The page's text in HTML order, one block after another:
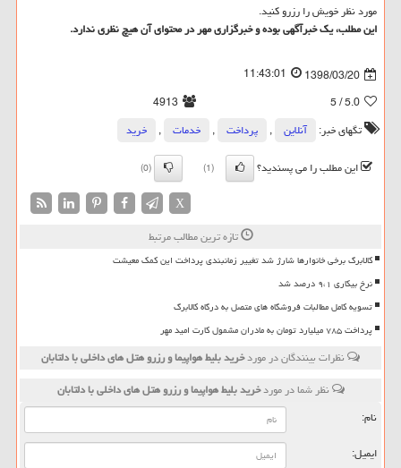
مورد نظر خویش را رزرو كنید.
این مطلب، یك خبرآگهی بوده و خبرگزاری مهر در محتوای آن هیچ نظری ندارد.
1398/03/20
11:43:01
5.0
/ 5
4913
تگهای خبر:
آنلاین , پرداخت , خدمات ,
خرید
این مطلب را می پسندید؟
(1)
(0)
X
تازه ترین مطالب مرتبط
کالابرگ برخی خانوارها شارژ شد تغییر زمانبندی پرداخت این کمک معیشت
نرخ بیکاری ۹،۱ درصد شد
تسویه کامل مطالبات فروشگاه های متصل به درگاه کالابرگ
پرداخت ۷۸۵ میلیارد تومان به مادران مشمول کارت امید مهر
نظرات بینندگان در موردخرید بلیط هواپیما و رزرو هتل های داخلی با دلتابان
نظر شما در موردخرید بلیط هواپیما و رزرو هتل های داخلی با دلتابان
نام:
ایمیل: